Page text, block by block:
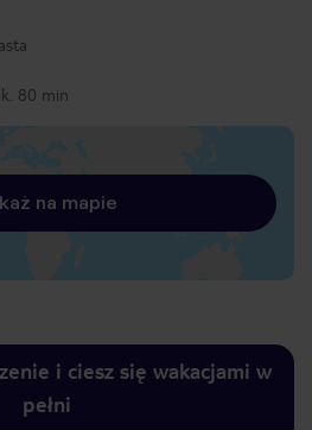
80 min
na mapie
i ciesz się wakacjami w
pełni